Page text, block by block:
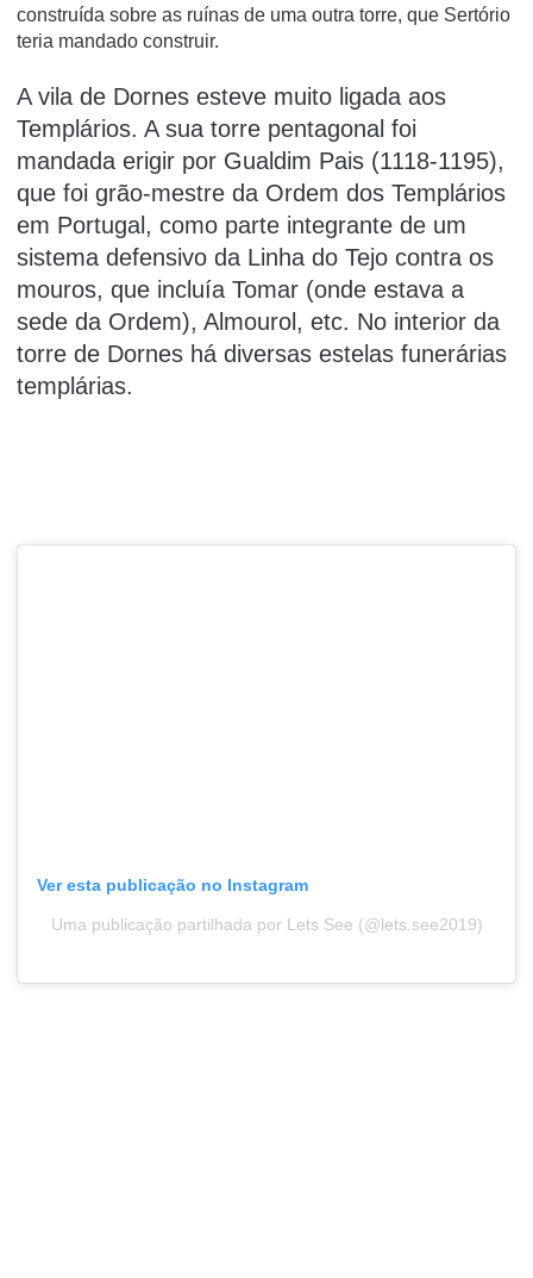
construída sobre as ruínas de uma outra torre, que Sertório
teria mandado construir.
A vila de Dornes esteve muito ligada aos
Templários. A sua torre pentagonal foi
mandada erigir por Gualdim Pais (1118-1195),
que foi grão-mestre da Ordem dos Templários
em Portugal, como parte integrante de um
sistema defensivo da Linha do Tejo contra os
mouros, que incluía Tomar (onde estava a
sede da Ordem), Almourol, etc. No interior da
torre de Dornes há diversas estelas funerárias
templárias.
Ver esta publicação no Instagram
Uma publicação partilhada por Lets See (@lets.see2019)